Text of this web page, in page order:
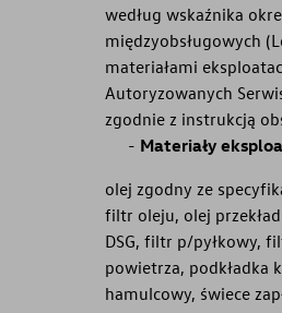
według wskaźnika
międzyobsługowych
materiałami
Autoryzowanych
zgodnie z instrukcją
Materiały
olej zgodny ze
filtr oleju, olej
DSG, filtr p/pyłkowy,
powietrza, podkładka
hamulcowy, świece